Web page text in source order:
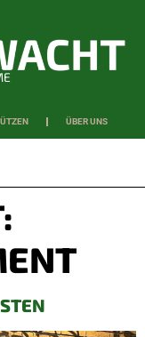
ÜBER UNS